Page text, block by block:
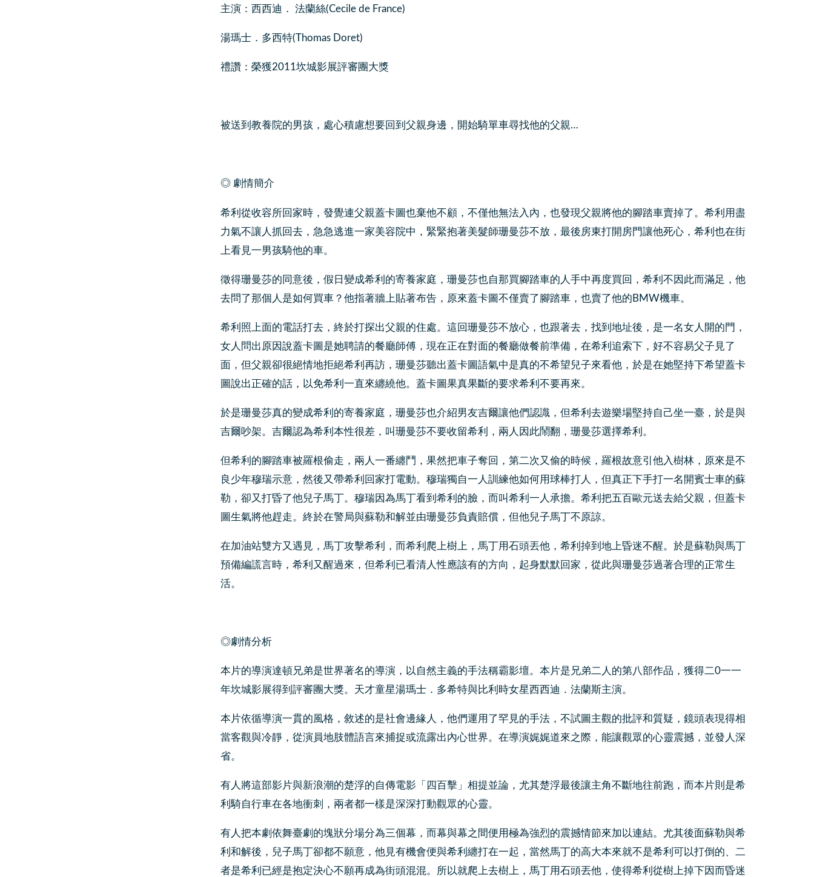
主演：西西迪． 法蘭絲(Cecile de France)
湯瑪士．多西特(Thomas Doret)
禮讚：榮獲2011坎城影展評審團大獎
被送到教養院的男孩，處心積慮想要回到父親身邊，開始騎單車尋找他的父親…
◎ 劇情簡介
希利從收容所回家時，發覺連父親蓋卡圖也棄他不顧，不僅他無法入內，也發現父親將他的腳踏車賣掉了。希利用盡
力氣不讓人抓回去，急急逃進一家美容院中，緊緊抱著美髮師珊曼莎不放，最後房東打開房門讓他死心，希利也在街
上看見一男孩騎他的車。
徵得珊曼莎的同意後，假日變成希利的寄養家庭，珊曼莎也自那買腳踏車的人手中再度買回，希利不因此而滿足，他
去問了那個人是如何買車？他指著牆上貼著布告，原來蓋卡圖不僅賣了腳踏車，也賣了他的BMW機車。
希利照上面的電話打去，終於打探出父親的住處。這回珊曼莎不放心，也跟著去，找到地址後，是一名女人開的門，
女人問出原因說蓋卡圖是她聘請的餐廳師傅，現在正在對面的餐廳做餐前準備，在希利追索下，好不容易父子見了
面，但父親卻很絕情地拒絕希利再訪，珊曼莎聽出蓋卡圖語氣中是真的不希望兒子來看他，於是在她堅持下希望蓋卡
圖說出正確的話，以免希利一直來纏繞他。蓋卡圖果真果斷的要求希利不要再來。
於是珊曼莎真的變成希利的寄養家庭，珊曼莎也介紹男友吉爾讓他們認識，但希利去遊樂場堅持自己坐一臺，於是與
吉爾吵架。吉爾認為希利本性很差，叫珊曼莎不要收留希利，兩人因此鬧翻，珊曼莎選擇希利。
但希利的腳踏車被羅根偷走，兩人一番纏鬥，果然把車子奪回，第二次又偷的時候，羅根故意引他入樹林，原來是不
良少年穆瑞示意，然後又帶希利回家打電動。穆瑞獨自一人訓練他如何用球棒打人，但真正下手打一名開賓士車的蘇
勒，卻又打昏了他兒子馬丁。穆瑞因為馬丁看到希利的臉，而叫希利一人承擔。希利把五百歐元送去給父親，但蓋卡
圖生氣將他趕走。終於在警局與蘇勒和解並由珊曼莎負責賠償，但他兒子馬丁不原諒。
在加油站雙方又遇見，馬丁攻擊希利，而希利爬上樹上，馬丁用石頭丟他，希利掉到地上昏迷不醒。於是蘇勒與馬丁
預備編謊言時，希利又醒過來，但希利已看清人性應該有的方向，起身默默回家，從此與珊曼莎過著合理的正常生
活。
◎劇情分析
本片的導演達頓兄弟是世界著名的導演，以自然主義的手法稱霸影壇。本片是兄弟二人的第八部作品，獲得二0一一
年坎城影展得到評審團大獎。天才童星湯瑪士．多希特與比利時女星西西迪．法蘭斯主演。
本片依循導演一貫的風格，敘述的是社會邊緣人，他們運用了罕見的手法，不試圖主觀的批評和質疑，鏡頭表現得相
當客觀與冷靜，從演員地肢體語言來捕捉或流露出內心世界。在導演娓娓道來之際，能讓觀眾的心靈震撼，並發人深
省。
有人將這部影片與新浪潮的楚浮的自傳電影「四百擊」相提並論，尤其楚浮最後讓主角不斷地往前跑，而本片則是希
利騎自行車在各地衝刺，兩者都一樣是深深打動觀眾的心靈。
有人把本劇依舞臺劇的塊狀分場分為三個幕，而幕與幕之間便用極為強烈的震撼情節來加以連結。尤其後面蘇勒與希
利和解後，兒子馬丁卻都不願意，他見有機會便與希利纏打在一起，當然馬丁的高大本來就不是希利可以打倒的、二
者是希利已經是抱定決心不願再成為街頭混混。所以就爬上去樹上，馬丁用石頭丟他，使得希利從樹上掉下因而昏迷